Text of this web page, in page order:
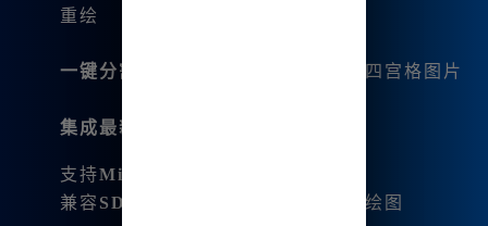
重绘
一键分割和下载 功能，支持生成4张四宫格图片
集成最新技术
支持Midjourney V6.1
兼容 SDXL 绘图